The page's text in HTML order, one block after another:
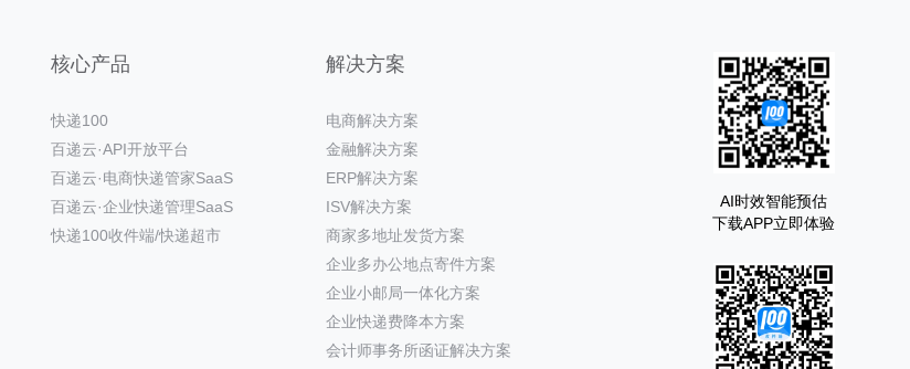
核心产品
快递100
百递云·API开放平台
百递云·电商快递管家SaaS
百递云·企业快递管理SaaS
快递100收件端/快递超市
解决方案
电商解决方案
金融解决方案
ERP解决方案
ISV解决方案
商家多地址发货方案
企业多办公地点寄件方案
企业小邮局一体化方案
企业快递费降本方案
会计师事务所函证解决方案
AI时效智能预估
下载APP立即体验